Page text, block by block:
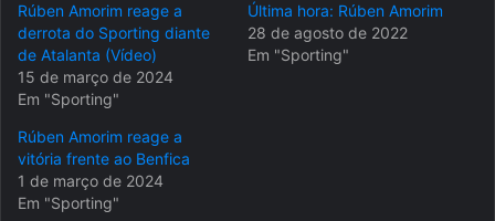
Rúben Amorim reage a
derrota do Sporting diante
de Atalanta (Vídeo)
15 de março de 2024
Em "Sporting"
Última hora: Rúben Amorim
28 de agosto de 2022
Em "Sporting"
Rúben Amorim reage a
vitória frente ao Benfica
1 de março de 2024
Em "Sporting"